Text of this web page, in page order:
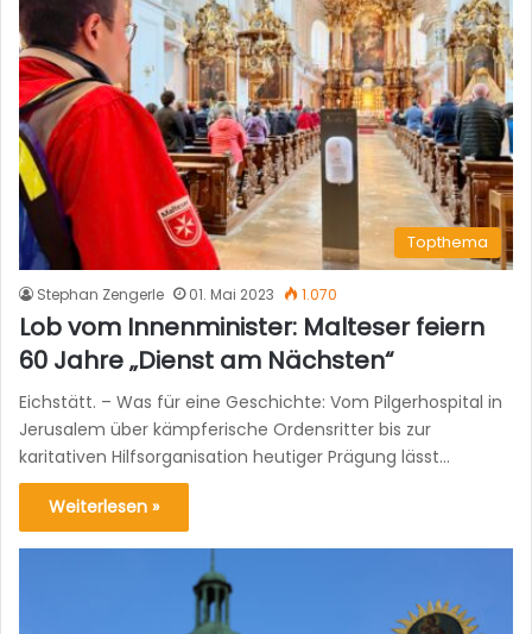
Topthema
Stephan Zengerle 01. Mai 2023 1.070
Lob vom Innenminister: Malteser feiern
60 Jahre „Dienst am Nächsten“
Eichstätt. – Was für eine Geschichte: Vom Pilgerhospital in
Jerusalem über kämpferische Ordensritter bis zur
karitativen Hilfsorganisation heutiger Prägung lässt…
Weiterlesen »